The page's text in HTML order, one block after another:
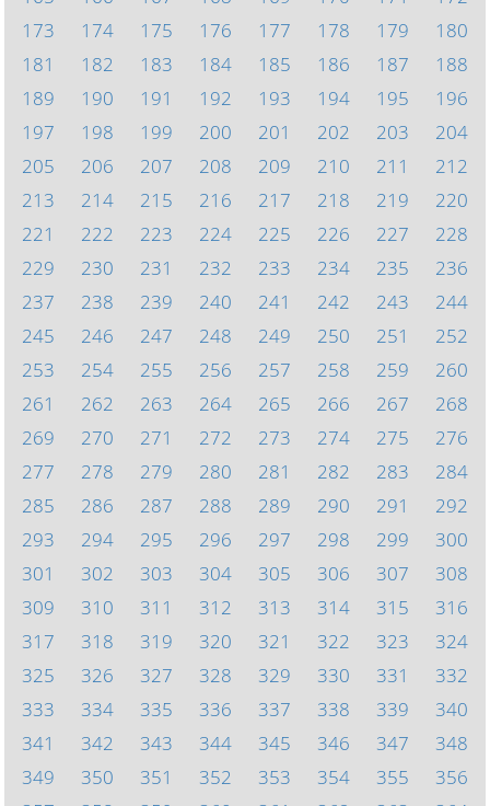
173
174 175 176 177 178 179
180
181
182 183 184 185 186 187
188
189
190 191 192 193 194 195
196
197
198 199 200 201 202 203
204
205
206 207 208 209 210 211
212
213
214 215 216 217 218 219
220
221
222 223 224 225 226 227
228
229
230 231 232 233 234 235
236
237
238 239 240 241 242 243
244
245
246 247 248 249 250 251
252
253
254 255 256 257 258 259
260
261
262 263 264 265 266 267
268
269
270 271 272 273 274 275
276
277
278 279 280 281 282 283
284
285
286 287 288 289 290 291
292
293
294 295 296 297 298 299
300
301
302 303 304 305 306 307
308
309
310 311 312 313 314 315
316
317
318 319 320 321 322 323
324
325
326 327 328 329 330 331
332
333
334 335 336 337 338 339
340
341
342 343 344 345 346 347
348
349
350 351 352 353 354 355
356